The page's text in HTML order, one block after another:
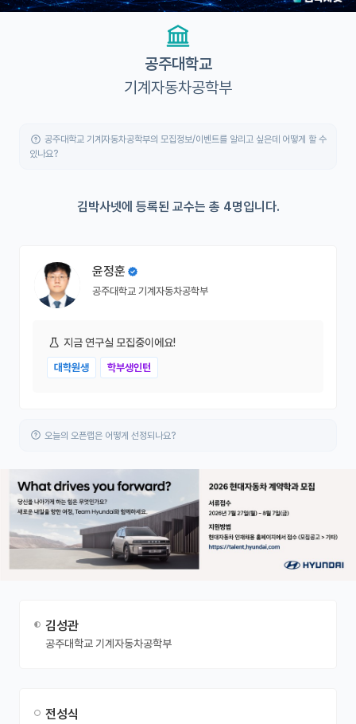
공주대학교
기계자동차공학부
공주대학교 기계자동차공학부의 모집정보/이벤트를 알리고 싶은데 어떻게 할 수
있나요?
김박사넷에 등록된 교수는 총 4명입니다.
윤정훈
공주대학교 기계자동차공학부
지금 연구실 모집중이에요!
대학원생 학부생인턴
오늘의 오픈랩은 어떻게 선정되나요?
김성관
공주대학교 기계자동차공학부
전성식